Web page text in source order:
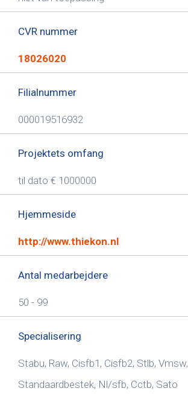
CVR nummer
18026020
Filialnummer
000019516932
Projektets omfang
til dato € 1000000
Hjemmeside
http://www.thiekon.nl
Antal medarbejdere
50 - 99
Specialisering
Stabu, Raw, Cisfb1, Cisfb2, Stlb, Vmsw,
Standaardbestek, Nl/sfb, Cctb, Sato